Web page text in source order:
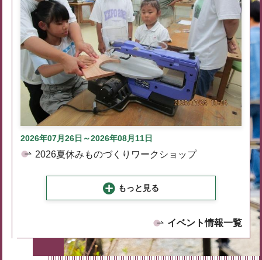
2026年07月26日～2026年08月11日
2026夏休みものづくりワークショップ
もっと見る
イベント情報一覧